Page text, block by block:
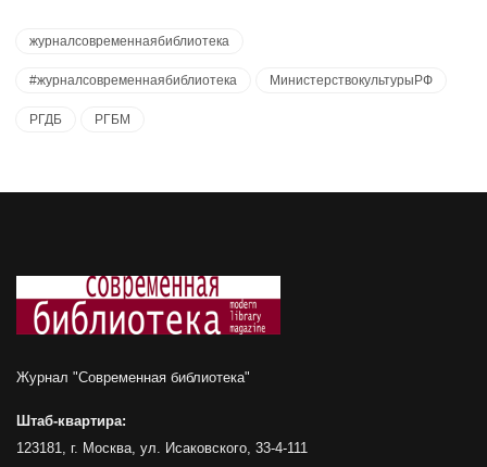
журналсовременнаябиблиотека
#журналсовременнаябиблиотека МинистерствокультурыРФ
РГДБ РГБМ
Журнал "Современная библиотека"
Штаб-квартира:
123181, г. Москва, ул. Исаковского, 33-4-111